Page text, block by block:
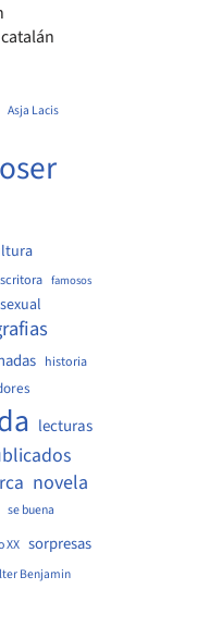
Asja Lacis
famosos
historia
lecturas
novela
se buena
XX sorpresas
Benjamin